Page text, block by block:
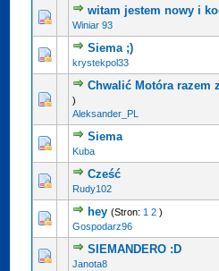
witam jestem nowy i
Winiar 93
Siema ;)
krystekpol33
Chwalić Motóra razem
)
Aleksander_PL
Siema
Kuba
Cześć
Rudy102
hey (Stron: 1 2 )
Gospodarz96
SIEMANDERO :D
Janota8